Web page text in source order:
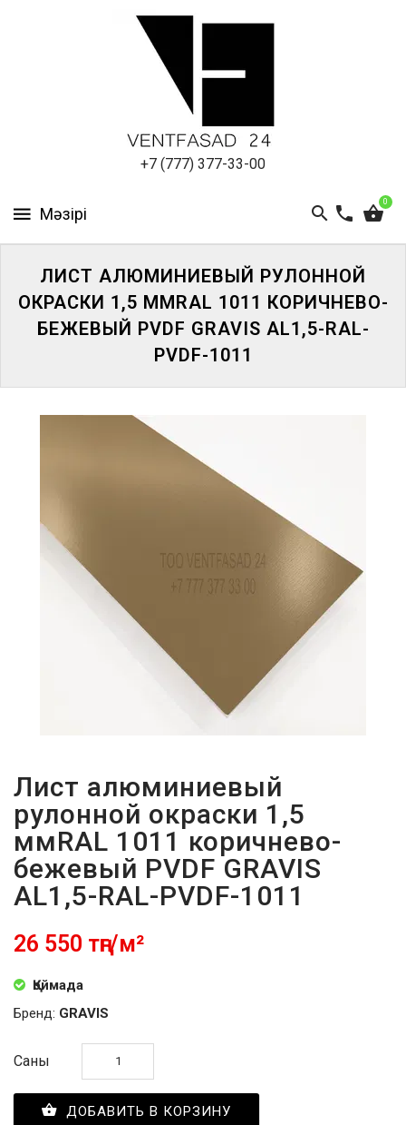
+7 (777) 377-33-00
0
ПАНЕЛИ
ЛИСТ АЛЮМИНИЕВЫЙ РУЛОННОЙ
ОКРАСКИ 1,5 ММRAL 1011 КОРИЧНЕВО-
БЕЖЕВЫЙ PVDF GRAVIS AL1,5-RAL-
PVDF-1011
Лист алюминиевый
рулонной окраски 1,5
ммRAL 1011 коричнево-
бежевый PVDF GRAVIS
AL1,5-RAL-PVDF-1011
26 550 тңг/м²
Қоймада
Бренд: GRAVIS
Саны
ДОБАВИТЬ В КОРЗИНУ